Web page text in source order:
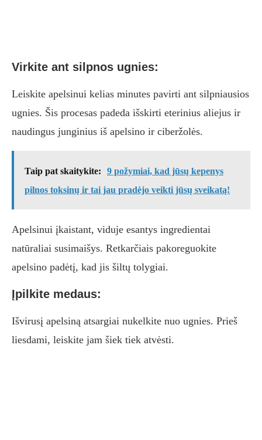
Virkite ant silpnos ugnies:
Leiskite apelsinui kelias minutes pavirti ant silpniausios
ugnies. Šis procesas padeda išskirti eterinius aliejus ir
naudingus junginius iš apelsino ir ciberžolės.
Taip pat skaitykite:
9 požymiai, kad jūsų kepenys
pilnos toksinų ir tai jau pradėjo veikti jūsų sveikatą!
Apelsinui įkaistant, viduje esantys ingredientai
natūraliai susimaišys. Retkarčiais pakoreguokite
apelsino padėtį, kad jis šiltų tolygiai.
Įpilkite medaus:
Išvirusį apelsiną atsargiai nukelkite nuo ugnies. Prieš
liesdami, leiskite jam šiek tiek atvėsti.